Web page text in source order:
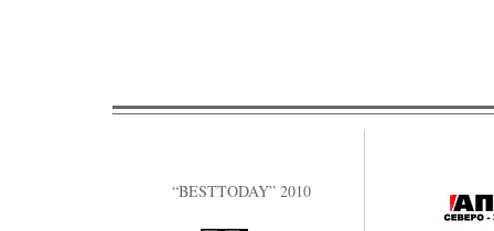
“BESTTODAY” 2010